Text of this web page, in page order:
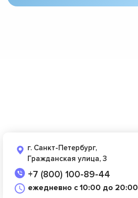
г. Санкт-Петербург,
Гражданская улица, 3
+7 (800) 100-89-44
ежедневно с 10:00 до 20:00